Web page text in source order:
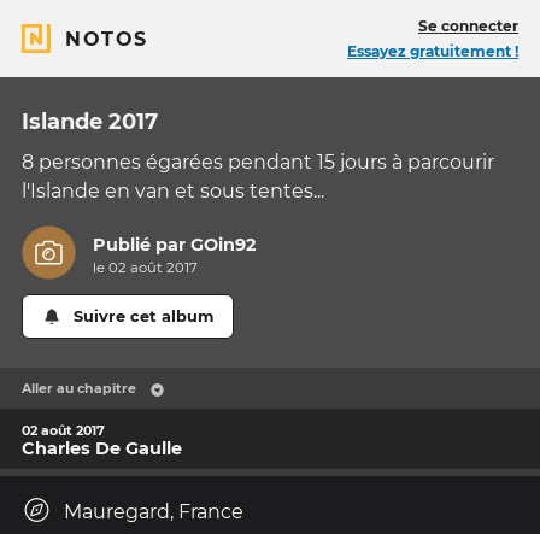
NOTOS
Se connecter
Essayez gratuitement !
Islande 2017
8 personnes égarées pendant 15 jours à parcourir
l'Islande en van et sous tentes...
Publié parGOin92
le 02 août 2017
Suivre cet album
Aller au chapitre
02 août 2017
Charles De Gaulle
Mauregard, France